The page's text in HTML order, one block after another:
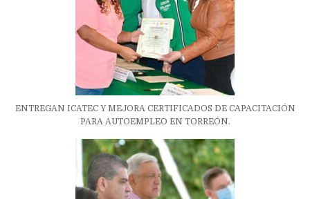
ENTREGAN ICATEC Y MEJORA CERTIFICADOS DE CAPACITACIÓN
PARA AUTOEMPLEO EN TORREÓN.